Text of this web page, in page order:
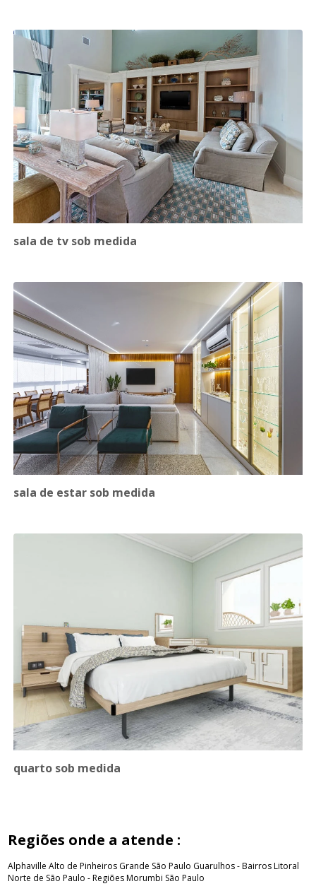
sala de tv sob medida
sala de estar sob medida
quarto sob medida
Regiões onde a atende :
Alphaville Alto de Pinheiros Grande São Paulo Guarulhos - BairrosLitoral
Norte de São Paulo - RegiõesMorumbi São Paulo